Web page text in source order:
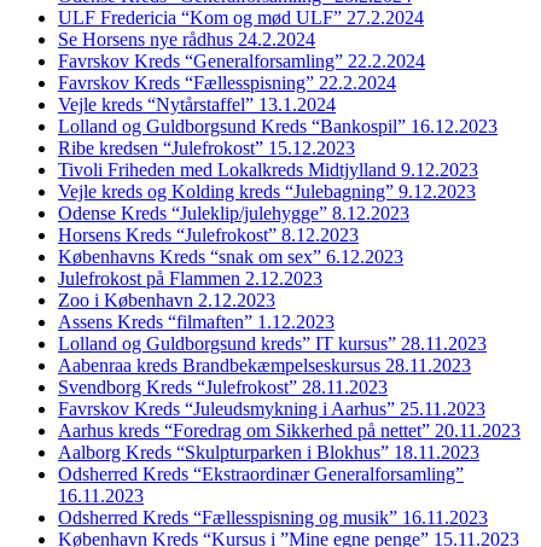
ULF Fredericia “Kom og mød ULF” 27.2.2024
Se Horsens nye rådhus 24.2.2024
Favrskov Kreds “Generalforsamling” 22.2.2024
Favrskov Kreds “Fællesspisning” 22.2.2024
Vejle kreds “Nytårstaffel” 13.1.2024
Lolland og Guldborgsund Kreds “Bankospil” 16.12.2023
Ribe kredsen “Julefrokost” 15.12.2023
Tivoli Friheden med Lokalkreds Midtjylland 9.12.2023
Vejle kreds og Kolding kreds “Julebagning” 9.12.2023
Odense Kreds “Juleklip/julehygge” 8.12.2023
Horsens Kreds “Julefrokost” 8.12.2023
Københavns Kreds “snak om sex” 6.12.2023
Julefrokost på Flammen 2.12.2023
Zoo i København 2.12.2023
Assens Kreds “filmaften” 1.12.2023
Lolland og Guldborgsund kreds” IT kursus” 28.11.2023
Aabenraa kreds Brandbekæmpelseskursus 28.11.2023
Svendborg Kreds “Julefrokost” 28.11.2023
Favrskov Kreds “Juleudsmykning i Aarhus” 25.11.2023
Aarhus kreds “Foredrag om Sikkerhed på nettet” 20.11.2023
Aalborg Kreds “Skulpturparken i Blokhus” 18.11.2023
Odsherred Kreds “Ekstraordinær Generalforsamling”
16.11.2023
Odsherred Kreds “Fællesspisning og musik” 16.11.2023
København Kreds “Kursus i ”Mine egne penge” 15.11.2023